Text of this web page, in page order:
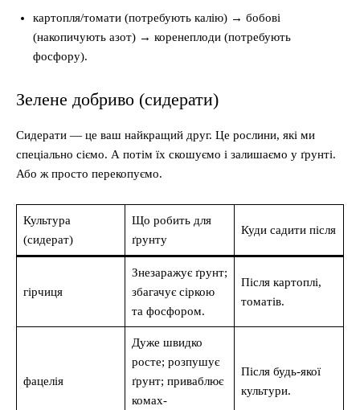
картопля/томати (потребують калію) → бобові
(накопичують азот) → коренеплоди (потребують
фосфору).
Зелене добриво (сидерати)
Сидерати — це ваш найкращий друг. Це рослини, які ми
спеціально сіємо. А потім їх скошуємо і залишаємо у ґрунті.
Або ж просто перекопуємо.
Культура
(сидерат)
Що робить для
ґрунту
Куди садити після
гірчиця
Знезаражує ґрунт;
збагачує сіркою
та фосфором.
Після картоплі,
томатів.
фацелія
Дуже швидко
росте; розпушує
ґрунт; приваблює
комах-
Після будь-якої
культури.